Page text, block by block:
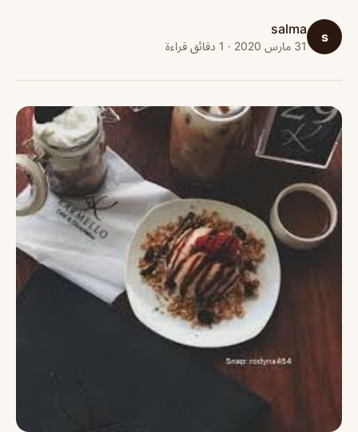
s
salma
31 مارس 2020 · 1 دقائق قراءة